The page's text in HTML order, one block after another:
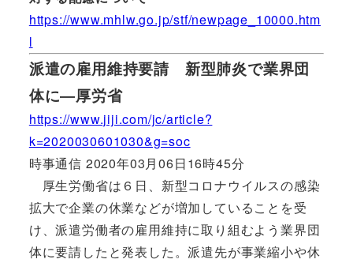
https://www.mhlw.go.jp/stf/newpage_10000.htm
l
派遣の雇用維持要請 新型肺炎で業界団
体に―厚労省
https://www.jiji.com/jc/article?
k=2020030601030&g=soc
時事通信 2020年03月06日16時45分
厚生労働省は６日、新型コロナウイルスの感染
拡大で企業の休業などが増加していることを受
け、派遣労働者の雇用維持に取り組むよう業界団
体に要請したと発表した。派遣先が事業縮小や休